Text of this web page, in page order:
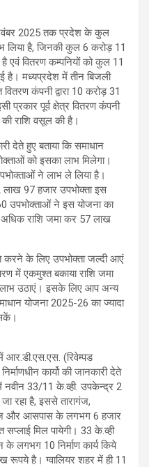
नवंबर 2025 तक प्रदेश के कुल
लिया है, जिनकी कुल 6 करोड़ 11
एवं वितरण कम्पनियों को कुल 11
है। मध्यप्रदेश में तीन बिजली
कंपनी द्वारा 10 करोड़ 31
प्रकार पूर्व क्षेत्र वितरण कंपनी
राशि वसूल की है।
देते हुए बताया कि समाधान
को इसका लाभ मिलेगा।
ने लाभ ले लिया है।
लाख 97 हजार उपभोक्ता इस
उपभोक्ताओं ने इस योजना का
राशि जमा कर 57 लाख
करने के लिए उपभोक्ता जल्दी आएं
में एकमुश्त बकाया राशि जमा
उठाएं। इसके लिए आप अन्य
योजना 2025-26 का ज्यादा
आर.डी.एस.एस. (रिवेम्पड
कार्यो की जानकारी देते
नवीन 33/11 के.व्ही. उपकेन्द्र 2
रहा है, इससे तारागंज,
और आसपास के लगभग 6 हजार
मिल पायेगी। 33 के.व्ही
लगभग 10 निर्माण कार्य किये
रूपये है। ग्वालियर शहर में ही 11